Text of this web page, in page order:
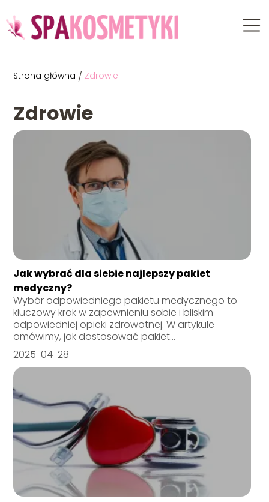
Strona główna / Zdrowie
Zdrowie
Jak wybrać dla siebie najlepszy pakiet
medyczny?
Wybór odpowiedniego pakietu medycznego to
kluczowy krok w zapewnieniu sobie i bliskim
odpowiedniej opieki zdrowotnej. W artykule
omówimy, jak dostosować pakiet...
2025-04-28